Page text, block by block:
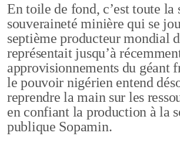
En toile de fond, c’est toute la
souveraineté minière qui se
septième producteur mondial
représentait jusqu’à
approvisionnements du géant
le pouvoir nigérien entend
reprendre la main sur les
en confiant la production à la
publique Sopamin.